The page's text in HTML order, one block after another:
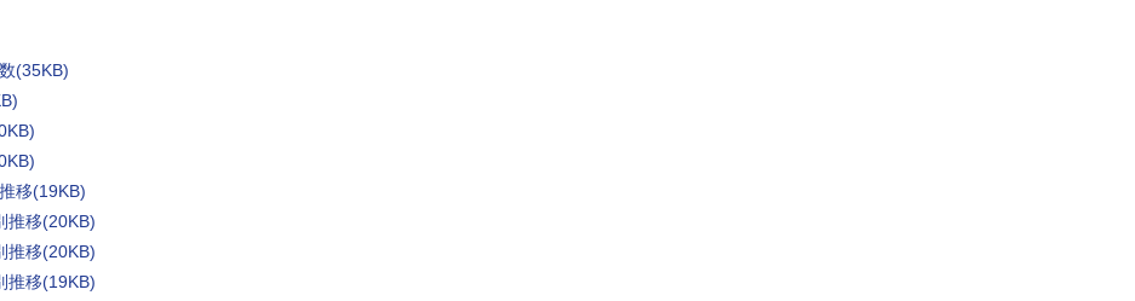
(35KB)
移(19KB)
移(20KB)
移(20KB)
移(19KB)